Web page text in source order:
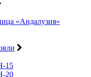
«Андалузия»
15
20